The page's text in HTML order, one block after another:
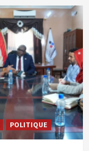
POLITIQUE